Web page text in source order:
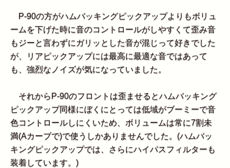
P-90の方がハムバッキングピックアップよりもボリュ
ームを下げた時に音のコントロールがしやすくて歪み音
もジーと言わずにガリッとした音が混じって好きでした
が、リアピックアップには最高に最適な音ではあって
も、強烈なノイズが気になっていました。
それからP-90のフロントは歪ませるとハムバッキング
ピックアップ同様にぼくにとっては低域がブーミーで音
色コントロールしにくいため、ボリュームは常に7割未
満(Aカーブで)で使うしかありませんでした。(ハムバッ
キングピックアップでは、さらにハイパスフィルターも
装着しています。)